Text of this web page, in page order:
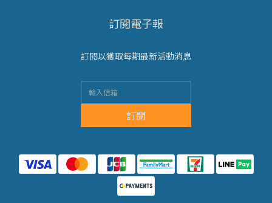
訂閱電子報
訂閱以獲取每期最新活動消息
訂閱